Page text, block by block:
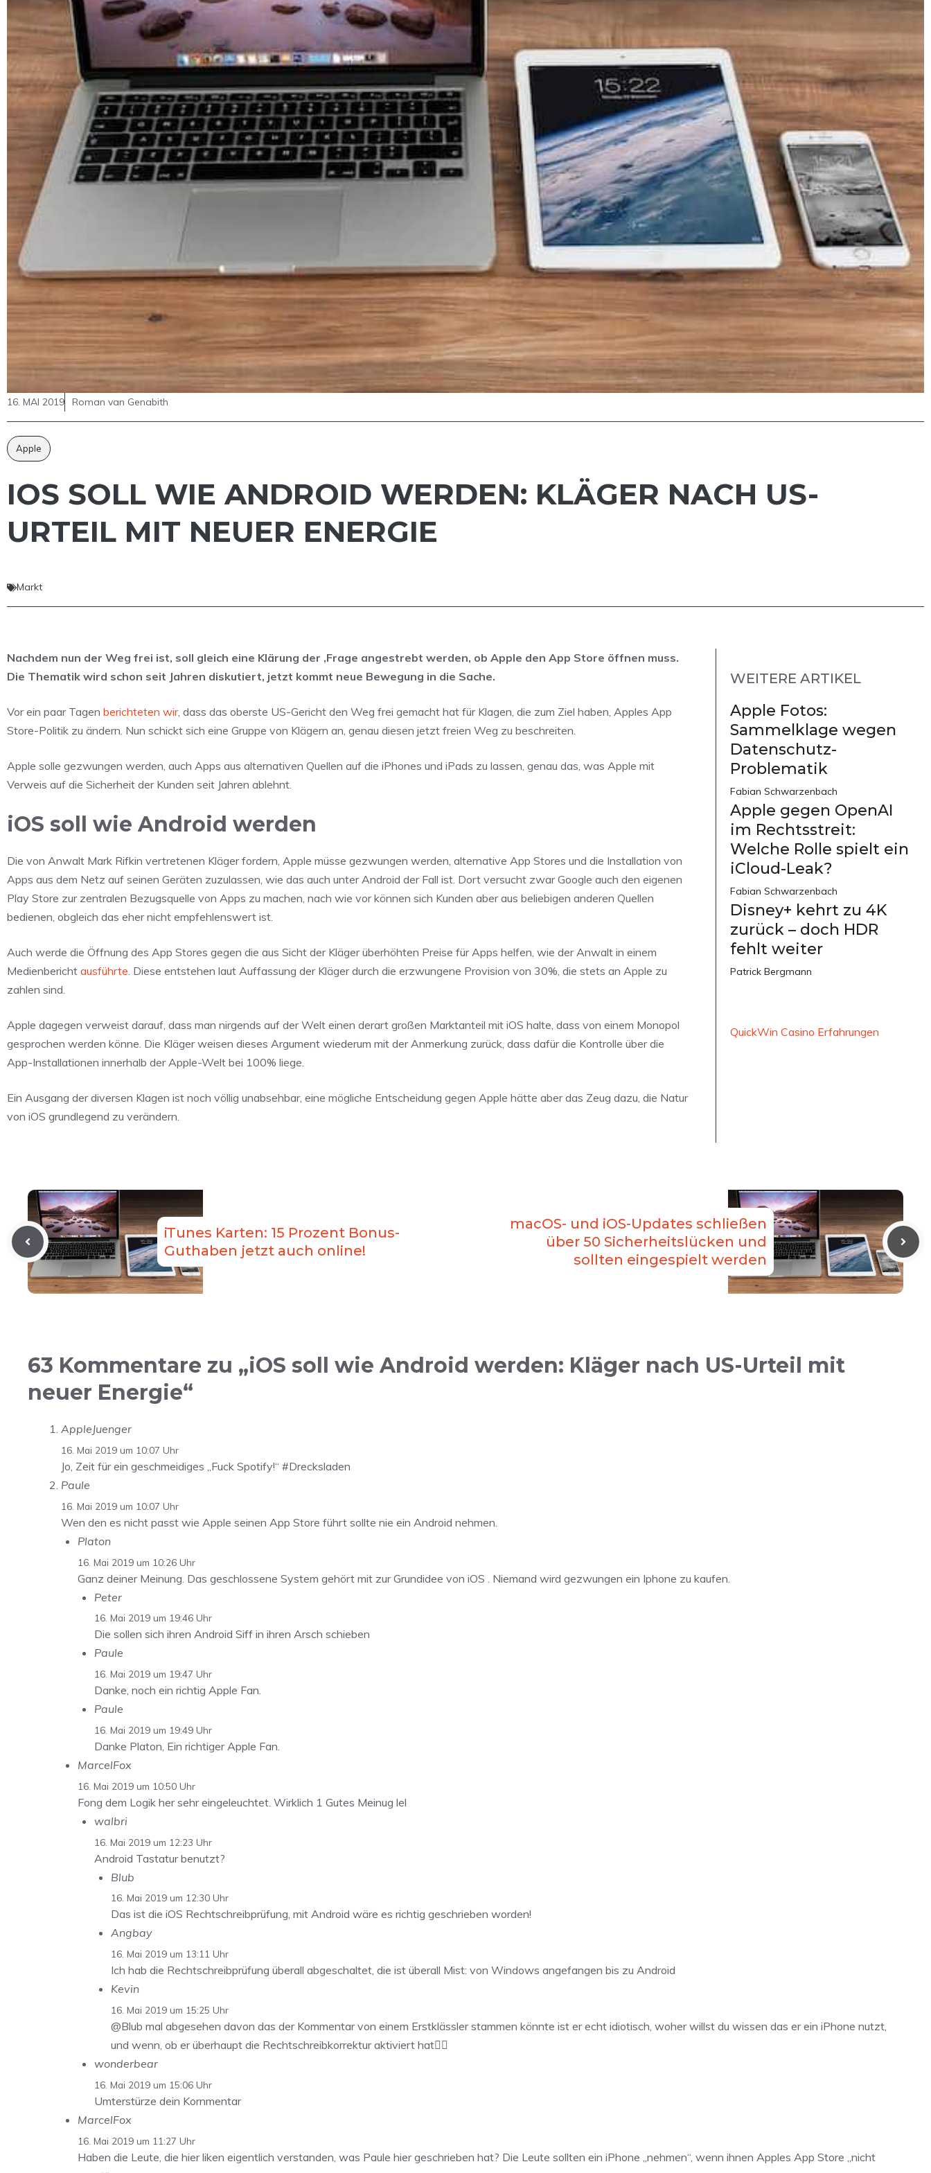
16. MAI 2019 Roman van Genabith
Apple
IOS SOLL WIE ANDROID WERDEN: KLÄGER NACH US-
URTEIL MIT NEUER ENERGIE
Markt
Nachdem nun der Weg frei ist, soll gleich eine Klärung der ‚Frage angestrebt werden, ob Apple den App Store öffnen muss.
Die Thematik wird schon seit Jahren diskutiert, jetzt kommt neue Bewegung in die Sache.
Vor ein paar Tagen berichteten wir, dass das oberste US-Gericht den Weg frei gemacht hat für Klagen, die zum Ziel haben, Apples App
Store-Politik zu ändern. Nun schickt sich eine Gruppe von Klägern an, genau diesen jetzt freien Weg zu beschreiten.
Apple solle gezwungen werden, auch Apps aus alternativen Quellen auf die iPhones und iPads zu lassen, genau das, was Apple mit
Verweis auf die Sicherheit der Kunden seit Jahren ablehnt.
iOS soll wie Android werden
Die von Anwalt Mark Rifkin vertretenen Kläger fordern, Apple müsse gezwungen werden, alternative App Stores und die Installation von
Apps aus dem Netz auf seinen Geräten zuzulassen, wie das auch unter Android der Fall ist. Dort versucht zwar Google auch den eigenen
Play Store zur zentralen Bezugsquelle von Apps zu machen, nach wie vor können sich Kunden aber aus beliebigen anderen Quellen
bedienen, obgleich das eher nicht empfehlenswert ist.
Auch werde die Öffnung des App Stores gegen die aus Sicht der Kläger überhöhten Preise für Apps helfen, wie der Anwalt in einem
Medienbericht ausführte. Diese entstehen laut Auffassung der Kläger durch die erzwungene Provision von 30%, die stets an Apple zu
zahlen sind.
Apple dagegen verweist darauf, dass man nirgends auf der Welt einen derart großen Marktanteil mit iOS halte, dass von einem Monopol
gesprochen werden könne. Die Kläger weisen dieses Argument wiederum mit der Anmerkung zurück, dass dafür die Kontrolle über die
App-Installationen innerhalb der Apple-Welt bei 100% liege.
Ein Ausgang der diversen Klagen ist noch völlig unabsehbar, eine mögliche Entscheidung gegen Apple hätte aber das Zeug dazu, die Natur
von iOS grundlegend zu verändern.
WEITERE ARTIKEL
Apple Fotos:
Sammelklage wegen
Datenschutz-
Problematik
Fabian Schwarzenbach
Apple gegen OpenAI
im Rechtsstreit:
Welche Rolle spielt ein
iCloud-Leak?
Fabian Schwarzenbach
Disney+ kehrt zu 4K
zurück – doch HDR
fehlt weiter
Patrick Bergmann
QuickWin Casino Erfahrungen
iTunes Karten: 15 Prozent Bonus-
Guthaben jetzt auch online!
macOS- und iOS-Updates schließen
über 50 Sicherheitslücken und
sollten eingespielt werden
63 Kommentare zu „iOS soll wie Android werden: Kläger nach US-Urteil mit
neuer Energie“
AppleJuenger
16. Mai 2019 um 10:07 Uhr
Jo, Zeit für ein geschmeidiges „Fuck Spotify!“ #Drecksladen
Paule
16. Mai 2019 um 10:07 Uhr
Wen den es nicht passt wie Apple seinen App Store führt sollte nie ein Android nehmen.
Platon
16. Mai 2019 um 10:26 Uhr
Ganz deiner Meinung. Das geschlossene System gehört mit zur Grundidee von iOS . Niemand wird gezwungen ein Iphone zu kaufen.
Peter
16. Mai 2019 um 19:46 Uhr
Die sollen sich ihren Android Siff in ihren Arsch schieben
Paule
16. Mai 2019 um 19:47 Uhr
Danke, noch ein richtig Apple Fan.
Paule
16. Mai 2019 um 19:49 Uhr
Danke Platon, Ein richtiger Apple Fan.
MarcelFox
16. Mai 2019 um 10:50 Uhr
Fong dem Logik her sehr eingeleuchtet. Wirklich 1 Gutes Meinug lel
walbri
16. Mai 2019 um 12:23 Uhr
Android Tastatur benutzt?
Blub
16. Mai 2019 um 12:30 Uhr
Das ist die iOS Rechtschreibprüfung, mit Android wäre es richtig geschrieben worden!
Angbay
16. Mai 2019 um 13:11 Uhr
Ich hab die Rechtschreibprüfung überall abgeschaltet, die ist überall Mist: von Windows angefangen bis zu Android
Kevin
16. Mai 2019 um 15:25 Uhr
@Blub mal abgesehen davon das der Kommentar von einem Erstklässler stammen könnte ist er echt idiotisch, woher willst du wissen das er ein iPhone nutzt,
und wenn, ob er überhaupt die Rechtschreibkorrektur aktiviert hat🤦‍♂️
wonderbear
16. Mai 2019 um 15:06 Uhr
Umterstürze dein Kornmentar
MarcelFox
16. Mai 2019 um 11:27 Uhr
Haben die Leute, die hier liken eigentlich verstanden, was Paule hier geschrieben hat? Die Leute sollten ein iPhone „nehmen“, wenn ihnen Apples App Store „nicht